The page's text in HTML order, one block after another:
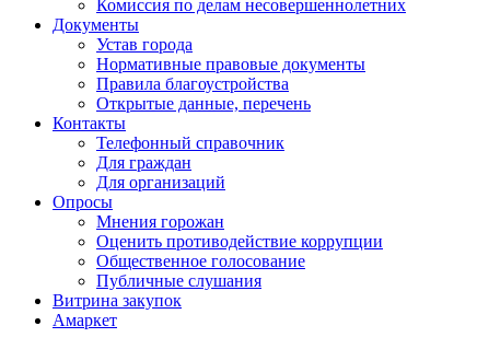
Комиссия по делам несовершеннолетних
Документы
Устав города
Нормативные правовые документы
Правила благоустройства
Открытые данные, перечень
Контакты
Телефонный справочник
Для граждан
Для организаций
Опросы
Мнения горожан
Оценить противодействие коррупции
Общественное голосование
Публичные слушания
Витрина закупок
Амаркет